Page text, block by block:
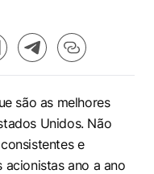
são as melhores
Unidos. Não
e
acionistas ano a ano